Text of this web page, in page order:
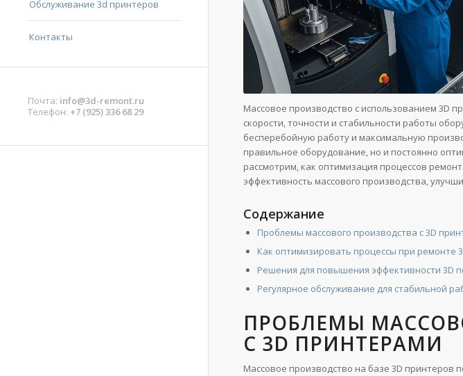
Обслуживание 3d принтеров
Контакты
Почта: info@3d-remont.ru
Телефон: +7 (925) 336 68 29
Массовое производство с использованием 3D
скорости, точности и стабильности работы
бесперебойную работу и максимальную
правильное оборудование, но и постоянно
рассмотрим, как оптимизация процессов
эффективность массового производства,
Содержание
Проблемы массового производства с 3D
Как оптимизировать процессы при ремонте
Решения для повышения эффективности 3D
Регулярное обслуживание для стабильной
ПРОБЛЕМЫ
С 3D ПРИНТЕРАМИ
Массовое производство на базе 3D принтеров